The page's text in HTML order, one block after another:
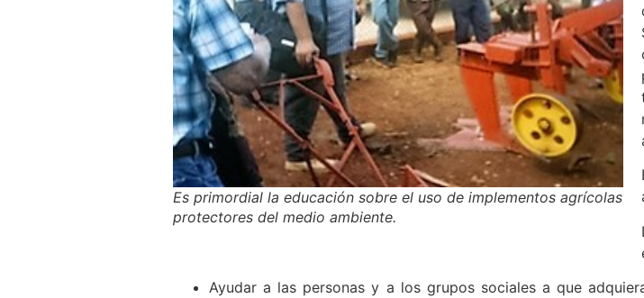
Es primordial la educación sobre el uso de implementos agrícolas
protectores del medio ambiente.
Ayudar a las personas y a los grupos sociales a que